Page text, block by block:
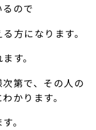
ので
方になります。
す。
第で、その人の
かります。
。